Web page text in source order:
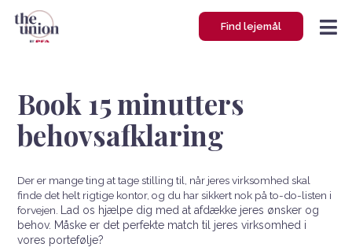
Find lejemål
Book 15 minutters
behovsafklaring
Der er mange ting at tage stilling til, når jeres virksomhed skal
finde det helt rigtige kontor, og du har sikkert nok på to-do-listen i
forvejen.
Lad os hjælpe dig med at afdække jeres ønsker og
behov. Måske er det perfekte match til jeres virksomhed i
vores portefølje?